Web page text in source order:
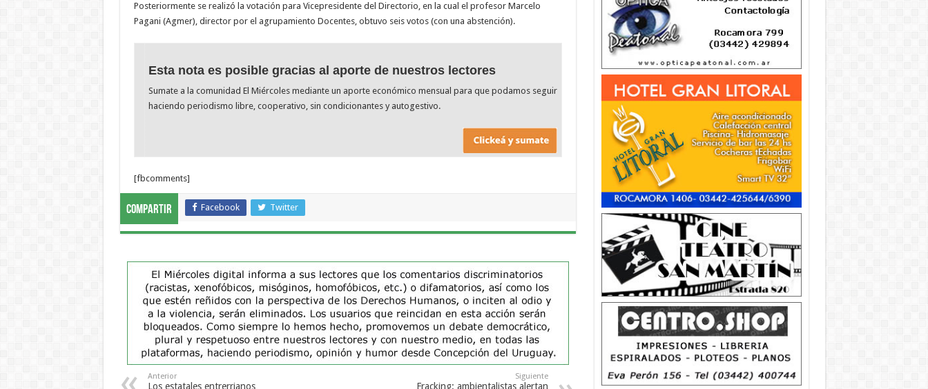
Posteriormente se realizó la votación para Vicepresidente del Directorio, en la cual el profesor Marcelo
Pagani (Agmer), director por el agrupamiento Docentes, obtuvo seis votos (con una abstención).
Esta nota es posible gracias al aporte de nuestros lectores
Sumate a la comunidad El Miércoles mediante un aporte económico mensual para que podamos seguir
haciendo periodismo libre, cooperativo, sin condicionantes y autogestivo.
[fbcomments]
Compartir Facebook Twitter
Anterior
Los estatales entrerrianos
Siguiente
Fracking: ambientalistas alertan